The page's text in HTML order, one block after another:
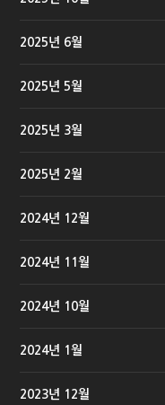
2025년 6월
2025년 5월
2025년 3월
2025년 2월
2024년 12월
2024년 11월
2024년 10월
2024년 1월
2023년 12월